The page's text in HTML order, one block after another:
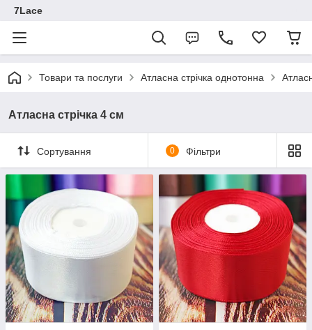
7Lace
Товари та послуги Атласна стрічка однотонна
Атласна стрічка 4 см
Сортування 0 Фільтри